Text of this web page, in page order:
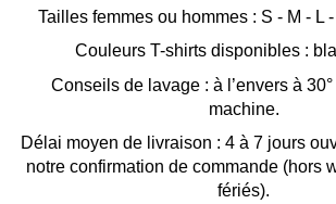
Tailles femmes ou hommes : S - M - L
Couleurs T-shirts disponibles :
Conseils de lavage : à l’envers à
machine.
Délai moyen de livraison : 4 à 7 jours
notre confirmation de commande (hors
fériés).